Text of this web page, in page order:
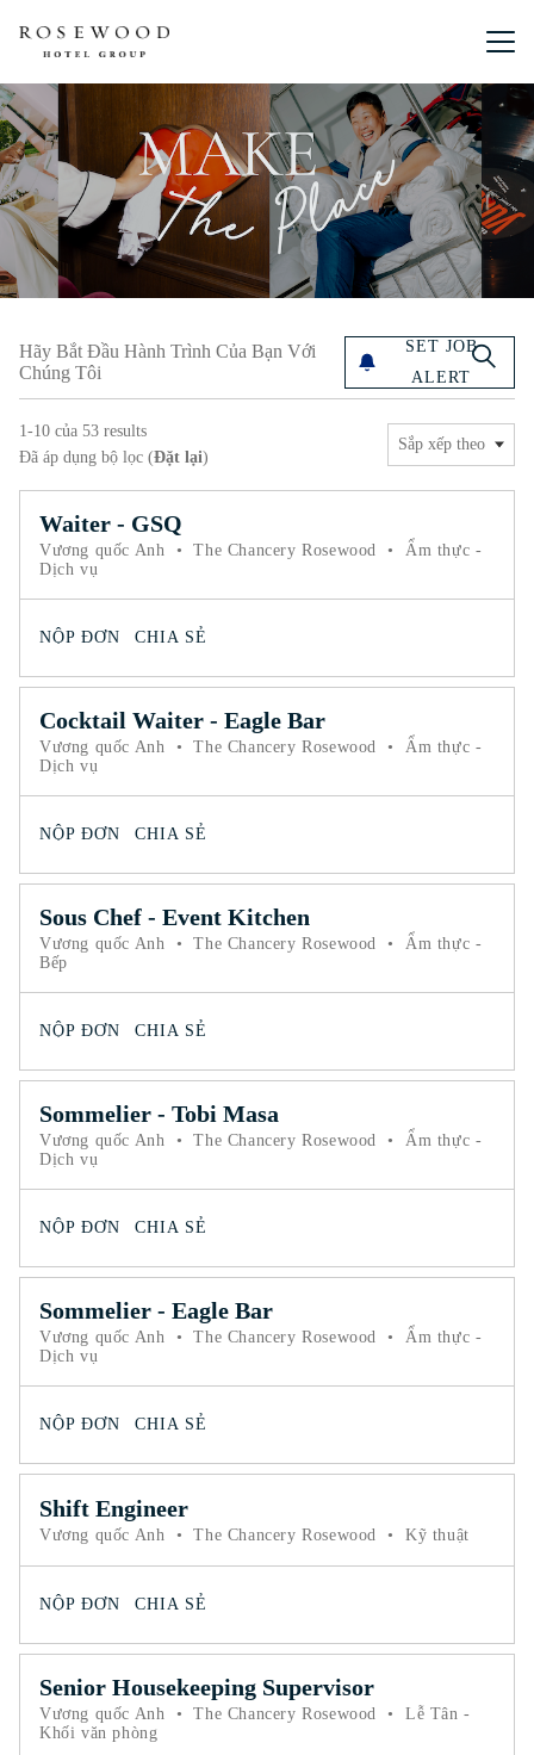
Menu
Hãy Bắt Đầu Hành Trình Của Bạn Với
Chúng Tôi
SET JOB
ALERT
1-10 của 53 results
Đã áp dụng bộ lọc (Đặt lại)
Sắp xếp theo
Waiter - GSQ
Vương quốc Anh • The Chancery Rosewood •
Ẩm thực -
Dịch vụ
NỘP ĐƠN CHIA SẺ
Cocktail Waiter - Eagle Bar
Vương quốc Anh • The Chancery Rosewood •
Ẩm thực -
Dịch vụ
NỘP ĐƠN CHIA SẺ
Sous Chef - Event Kitchen
Vương quốc Anh • The Chancery Rosewood •
Ẩm thực -
Bếp
NỘP ĐƠN CHIA SẺ
Sommelier - Tobi Masa
Vương quốc Anh • The Chancery Rosewood •
Ẩm thực -
Dịch vụ
NỘP ĐƠN CHIA SẺ
Sommelier - Eagle Bar
Vương quốc Anh • The Chancery Rosewood •
Ẩm thực -
Dịch vụ
NỘP ĐƠN CHIA SẺ
Shift Engineer
Vương quốc Anh • The Chancery Rosewood • Kỹ thuật
NỘP ĐƠN CHIA SẺ
Senior Housekeeping Supervisor
Vương quốc Anh • The Chancery Rosewood •
Lễ Tân -
Khối văn phòng